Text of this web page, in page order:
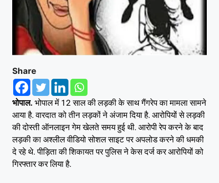
Share
भोपाल. भोपाल में 12 साल की लड़की के साथ गैंगरेप का मामला सामने
आया है. वारदात को तीन लड़कों ने अंजाम दिया है. आरोपियों से लड़की
की दोस्ती ऑनलाइन गेम खेलते समय हुई थी. आरोपी रेप करने के बाद
लड़की का अश्लील वीडियो सोशल साइट पर अपलोड करने की धमकी
दे रहे थे. पीड़िता की शिकायत पर पुलिस ने केस दर्ज कर आरोपियों को
गिरफ्तार कर लिया है.